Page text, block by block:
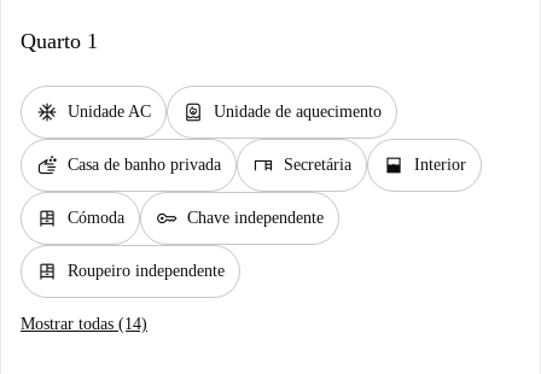
Quarto 1
ac_unit Unidade AC water_heater Unidade de aquecimento
soap Casa de banho privada desk Secretária window_open Interior
dresser Cómoda key Chave independente
dresser Roupeiro independente
Mostrar todas (14)